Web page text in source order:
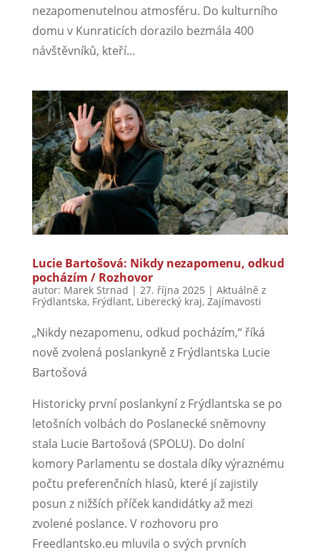
nezapomenutelnou atmosféru. Do kulturního
domu v Kunraticích dorazilo bezmála 400
návštěvníků, kteří...
Lucie Bartošová: Nikdy nezapomenu, odkud
pocházím / Rozhovor
autor: Marek Strnad | 27. října 2025 | Aktuálně z
Frýdlantska, Frýdlant, Liberecký kraj, Zajímavosti
„Nikdy nezapomenu, odkud pocházím,“ říká
nově zvolená poslankyně z Frýdlantska Lucie
Bartošová
Historicky první poslankyní z Frýdlantska se po
letošních volbách do Poslanecké sněmovny
stala Lucie Bartošová (SPOLU). Do dolní
komory Parlamentu se dostala díky výraznému
počtu preferenčních hlasů, které jí zajistily
posun z nižších příček kandidátky až mezi
zvolené poslance. V rozhovoru pro
Freedlantsko.eu mluvila o svých prvních